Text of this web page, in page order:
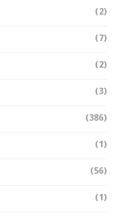
(2)
(7)
(2)
(3)
(386)
(1)
(56)
(1)